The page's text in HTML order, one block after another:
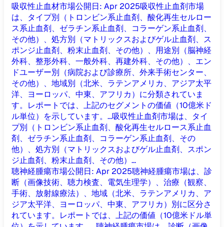
吸収性止血材市場公開日: Apr 2025吸収性止血剤市場
は、タイプ別（トロンビン系止血剤、酸化再生セルロー
ス系止血剤、ゼラチン系止血剤、コラーゲン系止血剤、
その他）、処方別（マトリックスおよびゲル止血剤、ス
ポンジ止血剤、粉末止血剤、その他）、用途別（脳神経
外科、整形外科、一般外科、再建外科、その他）、エン
ドユーザー別（病院および診療所、外来手術センター、
その他）、地域別（北米、ラテンアメリカ、アジア太平
洋、ヨーロッパ、中東、アフリカ）に分類されていま
す。レポートでは、上記のセグメントの価値（10億米ド
ル単位）を示しています。...吸収性止血剤市場は、タイ
プ別（トロンビン系止血剤、酸化再生セルロース系止血
剤、ゼラチン系止血剤、コラーゲン系止血剤、その
他）、処方別（マトリックスおよびゲル止血剤、スポン
ジ止血剤、粉末止血剤、その他）...
聴神経腫瘍市場公開日: Apr 2025聴神経腫瘍市場は、診
断（画像技術、聴力検査、電気生理学）、治療（観察、
手術、放射線療法）、地域（北米、ラテンアメリカ、ア
ジア太平洋、ヨーロッパ、中東、アフリカ）別に区分さ
れています。レポートでは、上記の価値（10億米ドル単